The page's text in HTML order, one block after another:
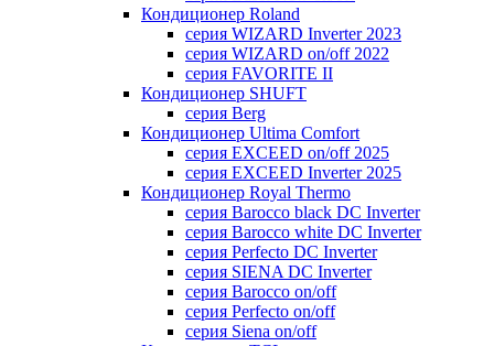
Кондиционер Roland
серия WIZARD Inverter 2023
серия WIZARD on/off 2022
серия FAVORITE II
Кондиционер SHUFT
серия Berg
Кондиционер Ultima Comfort
серия EXCEED on/off 2025
серия EXCEED Inverter 2025
Кондиционер Royal Thermo
серия Barocco black DC Inverter
серия Barocco white DC Inverter
серия Perfecto DC Inverter
серия SIENA DC Inverter
серия Barocco on/off
серия Perfecto on/off
серия Siena on/off